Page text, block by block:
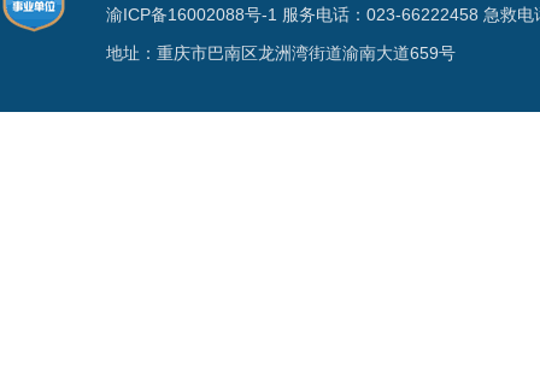
渝ICP备16002088号-1 服务电话：023-66222458 急救
地址：重庆市巴南区龙洲湾街道渝南大道659号